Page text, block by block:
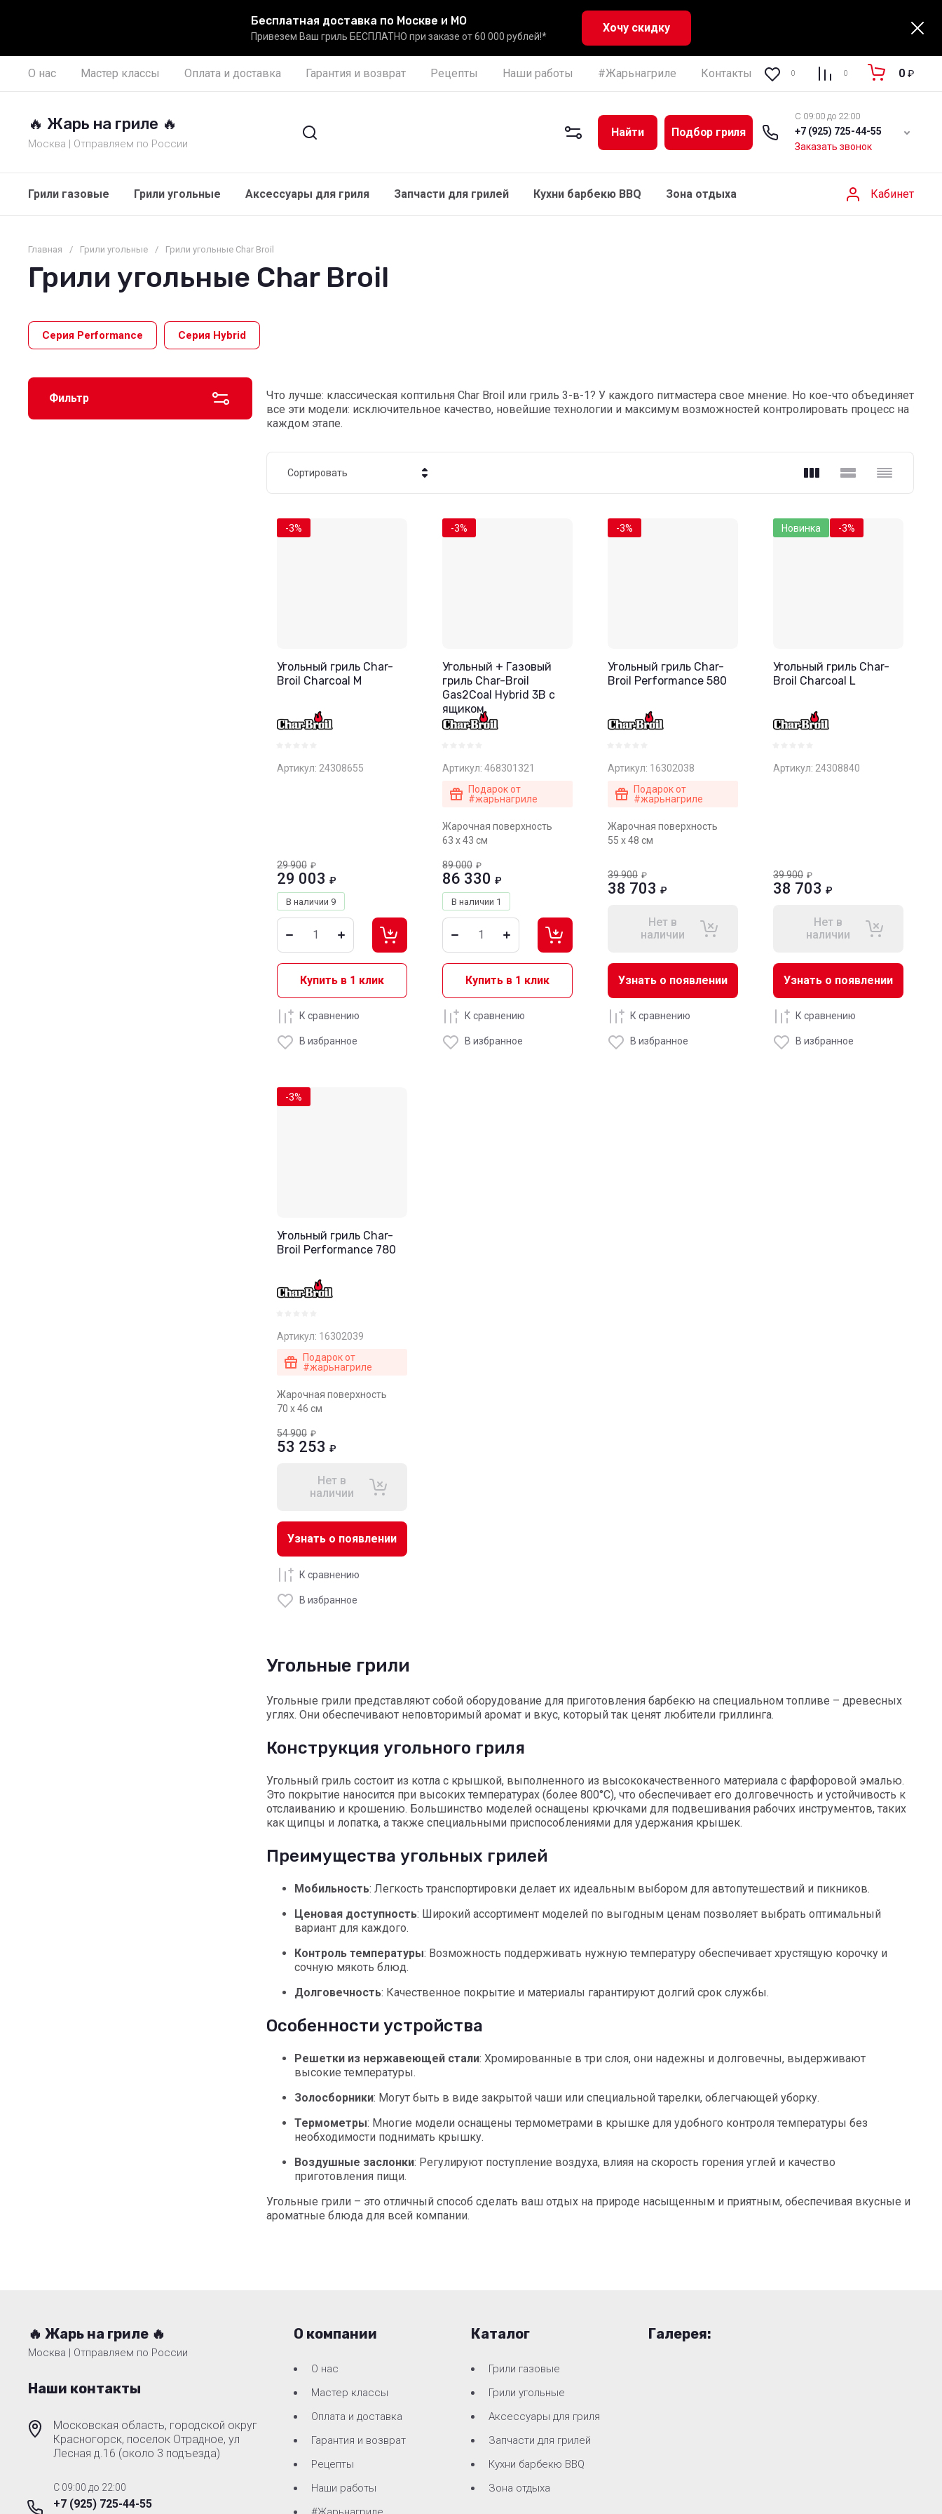
Бесплатная доставка по Москве и МО
Привезем Ваш гриль БЕСПЛАТНО при заказе от 60 000 рублей!*
Хочу скидку
О нас Мастер классы Оплата и доставка Гарантия и возврат Рецепты Наши работы #Жарьнагриле Контакты Регистрация Полезная
0 0 0 ₽
🔥 Жарь на гриле 🔥
Москва | Отправляем по России
Найти Подбор гриля
C 09:00 до 22:00
+7 (925) 725-44-55
Заказать звонок
Грили газовые Грили угольные Аксессуары для гриля Запчасти для грилей Кухни барбекю BBQ Зона отдыха Кабинет
Главная / Грили угольные / Грили угольные Char Broil
Грили угольные Char Broil
Серия Performance Серия Hybrid
Фильтр
Что лучше: классическая коптильня Char Broil или гриль 3-в-1? У каждого питмастера свое мнение. Но кое-что объединяет
все эти модели: исключительное качество, новейшие технологии и максимум возможностей контролировать процесс на
каждом этапе.
Сортировать
-3%
Угольный гриль Char-
Broil Charcoal M
Артикул: 24308655
В наличии 9
29 900 ₽
29 003 ₽
Купить в 1 клик
К сравнению
В избранное
-3%
Угольный + Газовый
гриль Char-Broil
Gas2Coal Hybrid 3B с
ящиком
Артикул: 468301321
Подарок от
#жарьнагриле
Жарочная поверхность
63 х 43 см
В наличии 1
89 000 ₽
86 330 ₽
Купить в 1 клик
К сравнению
В избранное
-3%
Угольный гриль Char-
Broil Performance 580
Артикул: 16302038
Подарок от
#жарьнагриле
Жарочная поверхность
55 х 48 см
39 900 ₽
38 703 ₽
Нет в
наличии
Узнать о появлении
К сравнению
В избранное
Новинка -3%
Угольный гриль Char-
Broil Charcoal L
Артикул: 24308840
39 900 ₽
38 703 ₽
Нет в
наличии
Узнать о появлении
К сравнению
В избранное
-3%
Угольный гриль Char-
Broil Performance 780
Артикул: 16302039
Подарок от
#жарьнагриле
Жарочная поверхность
70 х 46 см
54 900 ₽
53 253 ₽
Нет в
наличии
Узнать о появлении
К сравнению
В избранное
Угольные грили
Угольные грили представляют собой оборудование для приготовления барбекю на специальном топливе – древесных
углях. Они обеспечивают неповторимый аромат и вкус, который так ценят любители гриллинга.
Конструкция угольного гриля
Угольный гриль состоит из котла с крышкой, выполненного из высококачественного материала с фарфоровой эмалью.
Это покрытие наносится при высоких температурах (более 800°C), что обеспечивает его долговечность и устойчивость к
отслаиванию и крошению. Большинство моделей оснащены крючками для подвешивания рабочих инструментов, таких
как щипцы и лопатка, а также специальными приспособлениями для удержания крышек.
Преимущества угольных грилей
Мобильность: Легкость транспортировки делает их идеальным выбором для автопутешествий и пикников.
Ценовая доступность: Широкий ассортимент моделей по выгодным ценам позволяет выбрать оптимальный
вариант для каждого.
Контроль температуры: Возможность поддерживать нужную температуру обеспечивает хрустящую корочку и
сочную мякоть блюд.
Долговечность: Качественное покрытие и материалы гарантируют долгий срок службы.
Особенности устройства
Решетки из нержавеющей стали: Хромированные в три слоя, они надежны и долговечны, выдерживают
высокие температуры.
Золосборники: Могут быть в виде закрытой чаши или специальной тарелки, облегчающей уборку.
Термометры: Многие модели оснащены термометрами в крышке для удобного контроля температуры без
необходимости поднимать крышку.
Воздушные заслонки: Регулируют поступление воздуха, влияя на скорость горения углей и качество
приготовления пищи.
Угольные грили – это отличный способ сделать ваш отдых на природе насыщенным и приятным, обеспечивая вкусные и
ароматные блюда для всей компании.
🔥 Жарь на гриле 🔥
Москва | Отправляем по России
Наши контакты
Московская область, городской округ
Красногорск, поселок Отрадное, ул
Лесная д.16 (около 3 подъезда)
C 09:00 до 22:00
+7 (925) 725-44-55
О компании
О нас
Мастер классы
Оплата и доставка
Гарантия и возврат
Рецепты
Наши работы
Каталог
Грили газовые
Грили угольные
Аксессуары для гриля
Запчасти для грилей
Кухни барбекю BBQ
Зона отдыха
Галерея: